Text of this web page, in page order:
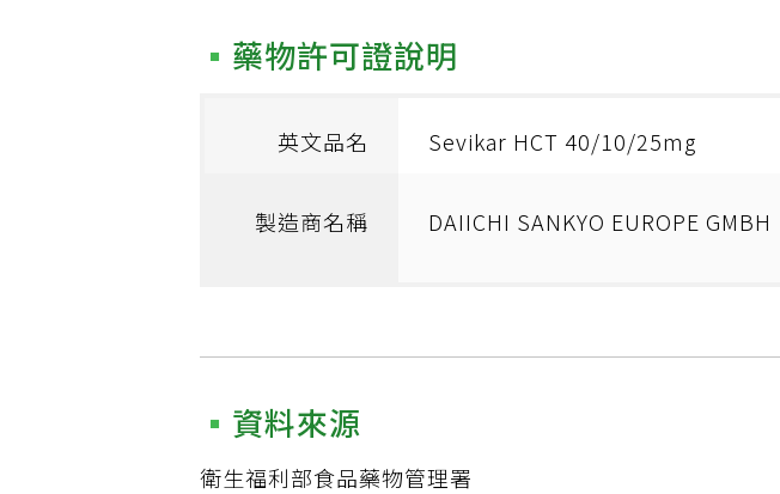
藥物許可證說明
英文品名 Sevikar HCT 40/10/25mg
製造商名稱 DAIICHI SANKYO EUROPE GMBH
資料來源
衛生福利部食品藥物管理署